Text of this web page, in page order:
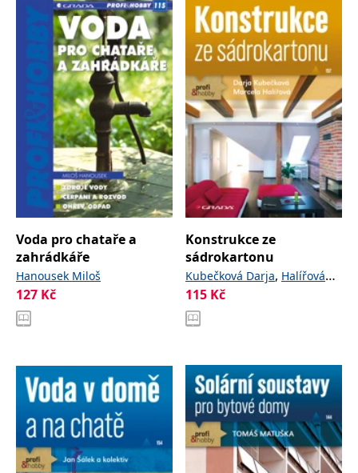
Voda pro chataře a
zahrádkáře
Hanousek Miloš
127 Kč
Konstrukce ze
sádrokartonu
Kubečková Darja, Halířová
Marcela
115 Kč